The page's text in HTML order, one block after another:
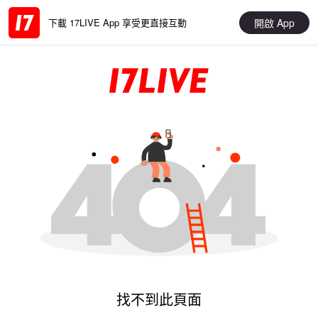
下載 17LIVE App 享受更直接互動 開啟 App
找不到此頁面